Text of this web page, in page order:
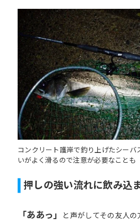
コンクリート護岸で釣り上げたシーバ
いがよく滑るので注意が必要なことも
押しの強い流れに飲み込
「ああっ」 と声がしてその友人の